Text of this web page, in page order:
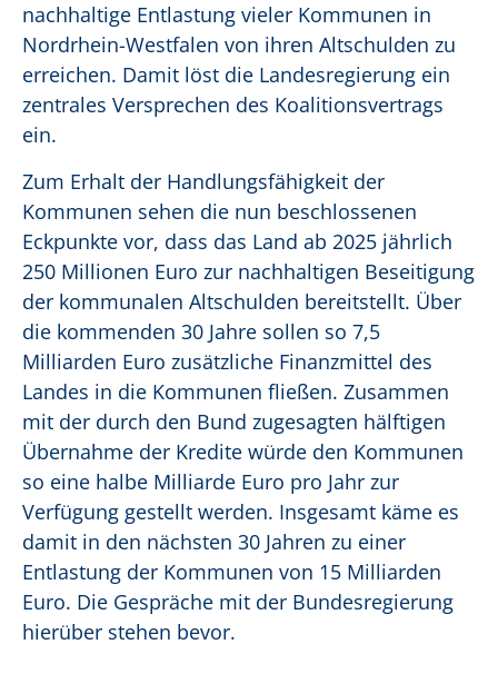
nachhaltige Entlastung vieler Kommunen in
Nordrhein-Westfalen von ihren Altschulden zu
erreichen. Damit löst die Landesregierung ein
zentrales Versprechen des Koalitionsvertrags
ein.
Zum Erhalt der Handlungsfähigkeit der
Kommunen sehen die nun beschlossenen
Eckpunkte vor, dass das Land ab 2025 jährlich
250 Millionen Euro zur nachhaltigen Beseitigung
der kommunalen Altschulden bereitstellt. Über
die kommenden 30 Jahre sollen so 7,5
Milliarden Euro zusätzliche Finanzmittel des
Landes in die Kommunen fließen. Zusammen
mit der durch den Bund zugesagten hälftigen
Übernahme der Kredite würde den Kommunen
so eine halbe Milliarde Euro pro Jahr zur
Verfügung gestellt werden. Insgesamt käme es
damit in den nächsten 30 Jahren zu einer
Entlastung der Kommunen von 15 Milliarden
Euro. Die Gespräche mit der Bundesregierung
hierüber stehen bevor.